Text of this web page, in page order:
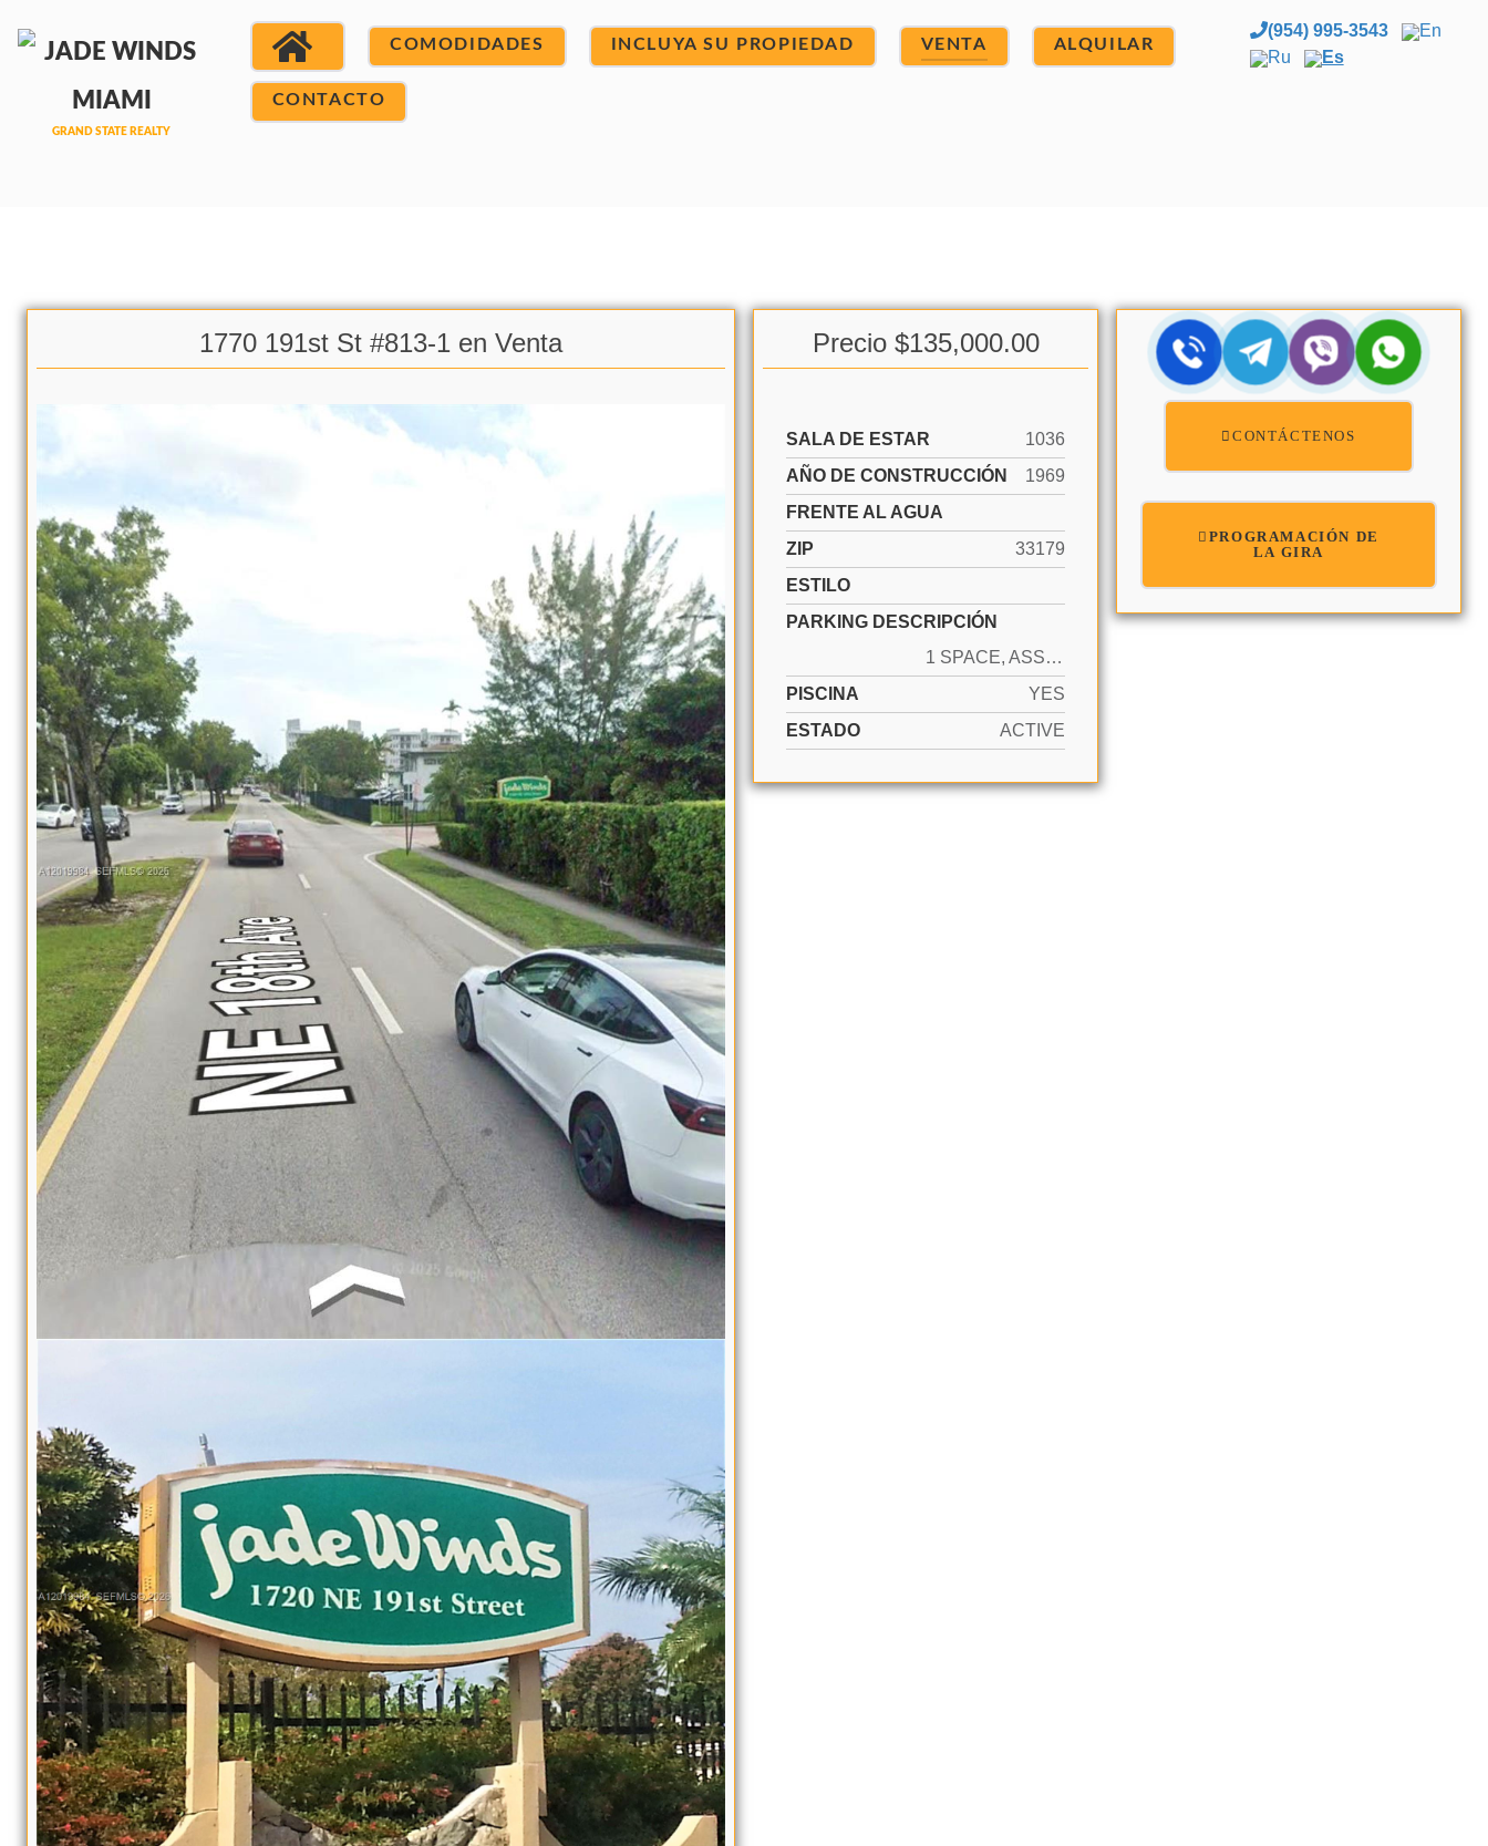
COMODIDADES INCLUYA SU PROPIEDAD VENTA ALQUILAR
CONTACTO
(954) 995-3543
En
Ru
Es
1770 191st St #813-1 en Venta Precio $135,000.00
SALA DE ESTAR
1036
AÑO DE CONSTRUCCIÓN
1969
FRENTE AL AGUA
ZIP
33179
ESTILO
PARKING DESCRIPCIÓN
1 SPACE, ASSIGNED, GUEST
PISCINA
YES
ESTADO
ACTIVE
CONTÁCTENOS
PROGRAMACIÓN DE
LA GIRA